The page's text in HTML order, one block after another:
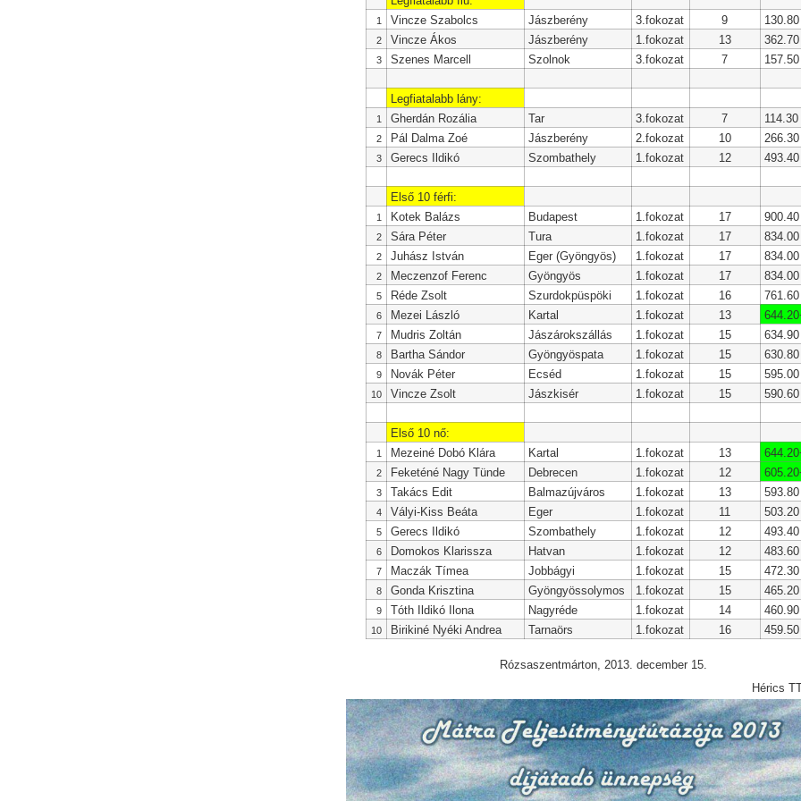
1 Vincze Szabolcs Jászberény 3.fokozat 9 130.80
2 Vincze Ákos Jászberény 1.fokozat 13 362.70
3 Szenes Marcell Szolnok 3.fokozat 7 157.50
Legfiatalabb lány:
1 Gherdán Rozália Tar 3.fokozat 7 114.30
2 Pál Dalma Zoé Jászberény 2.fokozat 10 266.30
3 Gerecs Ildikó Szombathely 1.fokozat 12 493.40
Első 10 férfi:
1 Kotek Balázs Budapest 1.fokozat 17 900.40
2 Sára Péter Tura 1.fokozat 17 834.00
2 Juhász István Eger (Gyöngyös) 1.fokozat 17 834.00
2 Meczenzof Ferenc Gyöngyös 1.fokozat 17 834.00
5 Réde Zsolt Szurdokpüspöki 1.fokozat 16 761.60
6 Mezei László Kartal 1.fokozat 13
7 Mudris Zoltán Jászárokszállás 1.fokozat 15 634.90
8 Bartha Sándor Gyöngyöspata 1.fokozat 15 630.80
9 Novák Péter Ecséd 1.fokozat 15 595.00
10 Vincze Zsolt Jászkisér 1.fokozat 15 590.60
Első 10 nő:
1 Mezeiné Dobó Klára Kartal 1.fokozat 13
2 Feketéné Nagy Tünde Debrecen 1.fokozat 12
3 Takács Edit Balmazújváros 1.fokozat 13 593.80
4 Vályi-Kiss Beáta Eger 1.fokozat 11 503.20
5 Gerecs Ildikó Szombathely 1.fokozat 12 493.40
6 Domokos Klarissza Hatvan 1.fokozat 12 483.60
7 Maczák Tímea Jobbágyi 1.fokozat 15 472.30
8 Gonda Krisztina Gyöngyössolymos 1.fokozat 15 465.20
9 Tóth Ildikó Ilona Nagyréde 1.fokozat 14 460.90
10 Birikiné Nyéki Andrea Tarnaörs 1.fokozat 16 459.50
Rózsaszentmárton, 2013. december 15.
Hérics TTSE